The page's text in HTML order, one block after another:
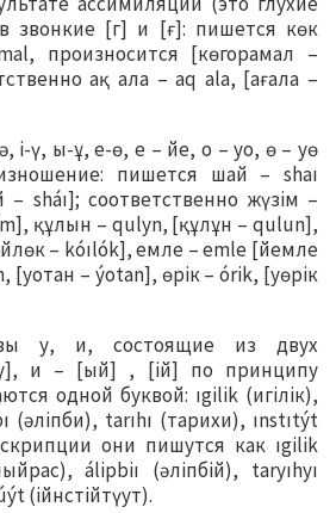
звонкие [г] и [ғ]: пишется көк
произносится [көгорамал –
ақ ала – aq ala, [ағала –
і-ү, ы-ұ, е-ө, е – йе, о – уо, ө – уө
пишется шай – shaı
sháı]; соответственно жүзім –
құлын – qulyn, [құлұн – qulun],
– kóılók], емле – emle [йемле
[уотан – ýotan], өрік – órik, [уөрік
у, и, состоящие из двух
и – [ый] , [ій] по принципу
одной буквой: ıgilik (игілік),
(әліпби), tarıhı (тарихи), ınstıtýt
они пишутся как ıgilik
álipbiı (әліпбій), taryıhyı
(ійнстійтүут).